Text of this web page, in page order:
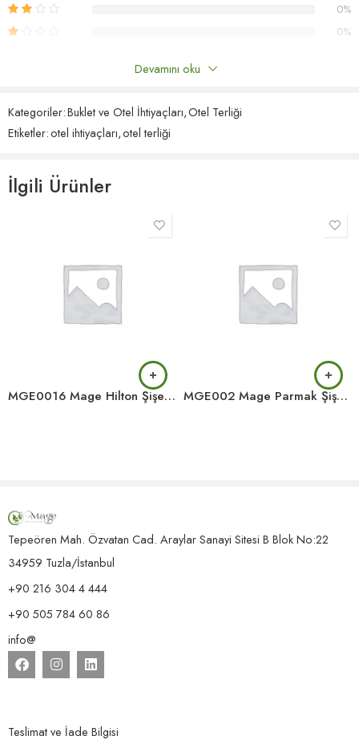
0%
0%
Henüz hiç yorum yok.
Devamını oku
Kategoriler:Buklet ve Otel İhtiyaçları,Otel Terliği
Etiketler:otel ihtiyaçları,otel terliği
İlgili Ürünler
MGE0016 Mage Hilton Şişe 30 ML MGE002 Mage Parmak Şişe 35 ML
Tepeören Mah. Özvatan Cad. Araylar Sanayi Sitesi B Blok No:22
34959 Tuzla/İstanbul
+90 216 304 4 444
+90 505 784 60 86
info@
Teslimat ve İade Bilgisi